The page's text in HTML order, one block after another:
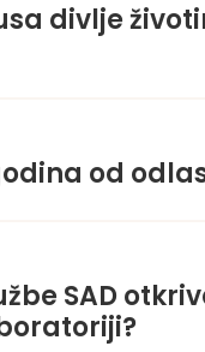
divlje
od
SAD